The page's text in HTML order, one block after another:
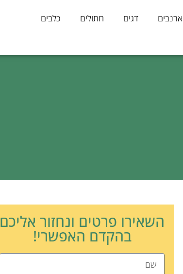
ארנבים דגים חתולים
כלבים
השאירו פרטים ונחזור אליכם
בהקדם האפשרי!